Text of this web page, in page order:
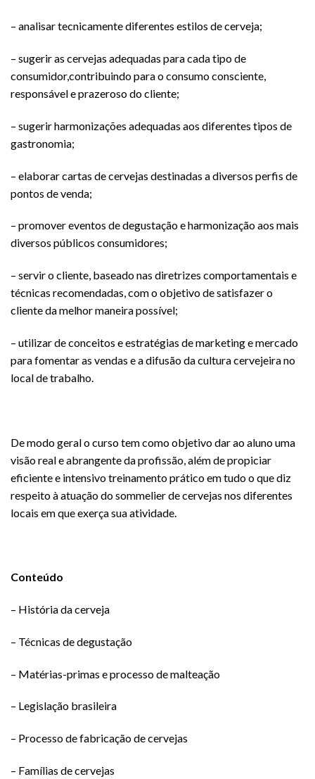
– analisar tecnicamente diferentes estilos de cerveja;
– sugerir as cervejas adequadas para cada tipo de
consumidor,contribuindo para o consumo consciente,
responsável e prazeroso do cliente;
– sugerir harmonizações adequadas aos diferentes tipos de
gastronomia;
– elaborar cartas de cervejas destinadas a diversos perfis de
pontos de venda;
– promover eventos de degustação e harmonização aos mais
diversos públicos consumidores;
– servir o cliente, baseado nas diretrizes comportamentais e
técnicas recomendadas, com o objetivo de satisfazer o
cliente da melhor maneira possível;
– utilizar de conceitos e estratégias de marketing e mercado
para fomentar as vendas e a difusão da cultura cervejeira no
local de trabalho.
De modo geral o curso tem como objetivo dar ao aluno uma
visão real e abrangente da profissão, além de propiciar
eficiente e intensivo treinamento prático em tudo o que diz
respeito à atuação do sommelier de cervejas nos diferentes
locais em que exerça sua atividade.
Conteúdo
– História da cerveja
– Técnicas de degustação
– Matérias-primas e processo de malteação
– Legislação brasileira
– Processo de fabricação de cervejas
– Famílias de cervejas